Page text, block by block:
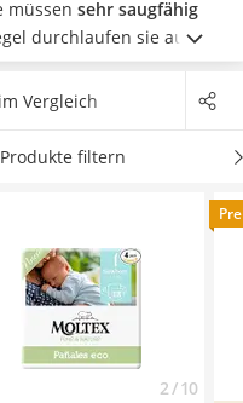
müssen sehr saugfähig
durchlaufen sie auch
ihre Hautverträglichkeit
schnell an die
in Größe 1 aus
wichtig ist.
besonders das
mit seinen
im Vergleich
Produkte filtern
2 / 10